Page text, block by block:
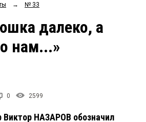
Рейтинги
Блоги
→ № 33
далеко, а
нам...»
0 2599
Виктор НАЗАРОВ обозначил